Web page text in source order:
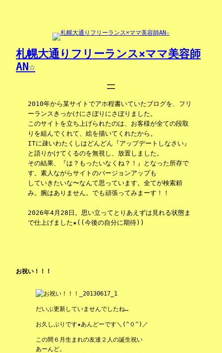
札幌大通りフリーランス×ママ美容師
AN☆
2010年から某サイトでアホ程書いていたブログを、フリ
ーランスきっかけにさぼりにさぼりました。
このサイトを立ち上げられたのは、お客様が全ての段取
りを組んでくれて、絵を描いてくれたから。
ITに疎いわたくしはどんどん『アップデートしなさい』
と語りかけてくるのを無視し、放置しました。
その結果、『は？もったいなくね？！』となった所存で
す。素人ながらサイトのバージョンアップも
していきたいな〜なんて思っています。全てが検索頼
み。腕はありません。でも頑張ってみまーす！！
2026年4月28日。思い立ってとりあえずは見れる状態ま
で仕上げました★((今後の自分に期待))
お祝い！！！
だいぶ更新していませんでしたね…
お久しぶりです★あんどーです＼(^０^)／
この間６月生まれの友達２人の誕生祝い
あーんど。